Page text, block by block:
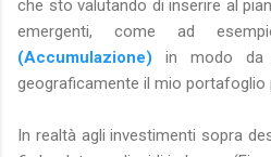
che sto valutando di inserire al
emergenti, come ad
(Accumulazione) in modo da
geograficamente il mio portafoglio
In realtà agli investimenti sopra